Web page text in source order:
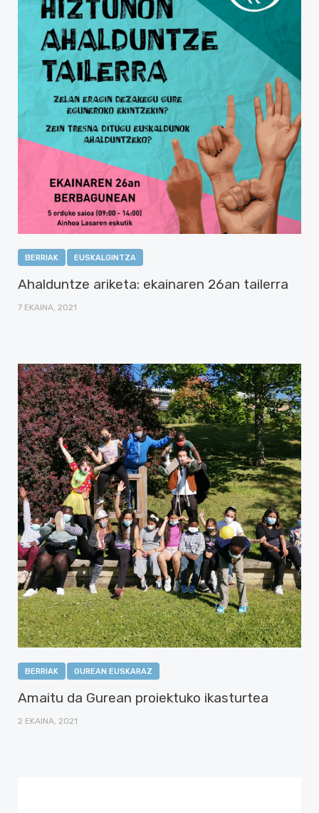
BERRIAK EUSKALGINTZA
Ahalduntze ariketa: ekainaren 26an tailerra
7 EKAINA, 2021
BERRIAK GUREAN EUSKARAZ
Amaitu da Gurean proiektuko ikasturtea
2 EKAINA, 2021